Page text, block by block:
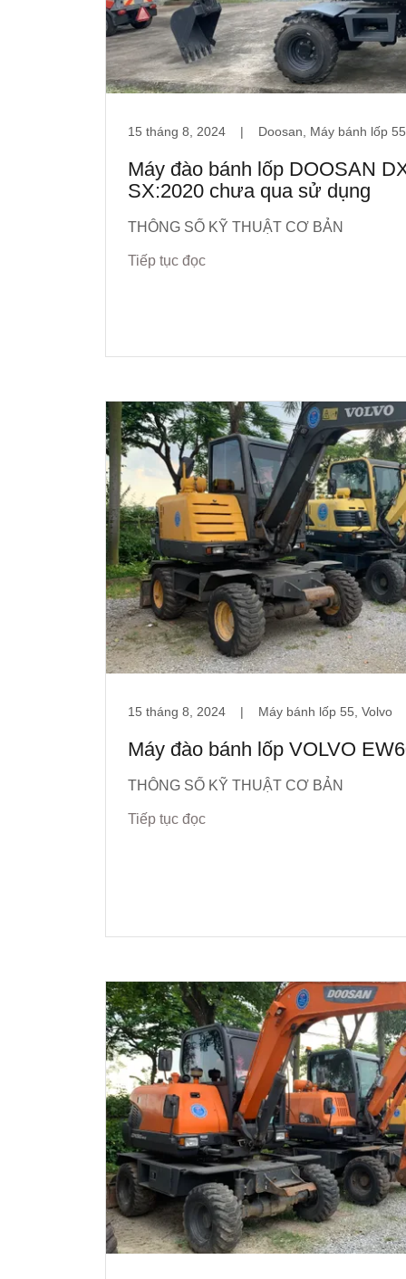
15 tháng 8, 2024 | Doosan, Máy bánh lốp 55
Máy đào bánh lốp DOOSAN
SX:2020 chưa qua sử dụng
THÔNG SỐ KỸ THUẬT CƠ BẢN
Tiếp tục đọc
15 tháng 8, 2024 | Máy bánh lốp 55, Volvo
Máy đào bánh lốp VOLVO
THÔNG SỐ KỸ THUẬT CƠ BẢN
Tiếp tục đọc